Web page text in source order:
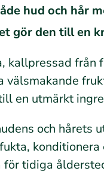
hud och hår
gör den till en
kallpressad från
välsmakande
en utmärkt
och hårets
konditionera
tidiga